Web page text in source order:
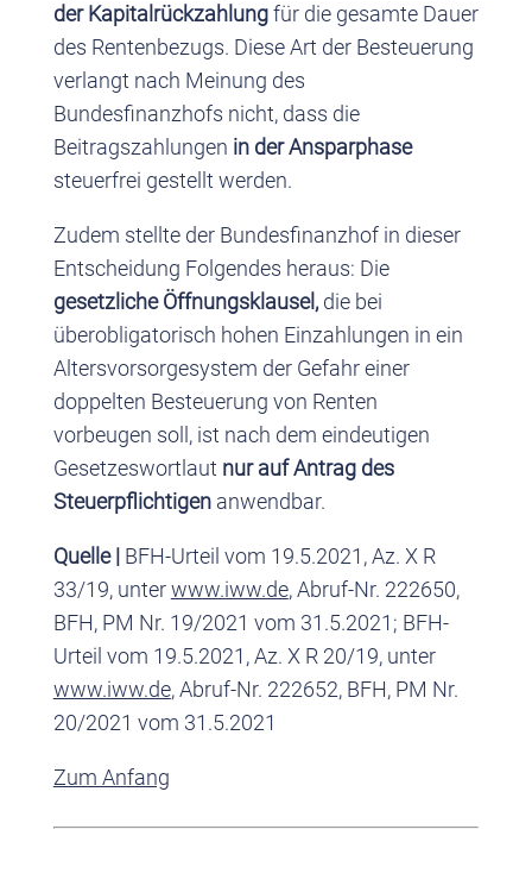
der Kapitalrückzahlungfür die gesamte Dauer
des Rentenbezugs. Diese Art der Besteuerung
verlangt nach Meinung des
Bundesfinanzhofs nicht, dass die
Beitragszahlungen in der Ansparphase
steuerfrei gestellt werden.
Zudem stellte der Bundesfinanzhof in dieser
Entscheidung Folgendes heraus: Die
gesetzliche Öffnungsklausel,die bei
überobligatorisch hohen Einzahlungen in ein
Altersvorsorgesystem der Gefahr einer
doppelten Besteuerung von Renten
vorbeugen soll, ist nach dem eindeutigen
Gesetzeswortlaut nur auf Antrag des
Steuerpflichtigenanwendbar.
Quelle | BFH-Urteil vom 19.5.2021, Az. X R
33/19, unterwww.iww.de, Abruf-Nr. 222650,
BFH, PM Nr. 19/2021 vom 31.5.2021; BFH-
Urteil vom 19.5.2021, Az. X R 20/19, unter
www.iww.de, Abruf-Nr. 222652, BFH, PM Nr.
20/2021 vom 31.5.2021
Zum Anfang